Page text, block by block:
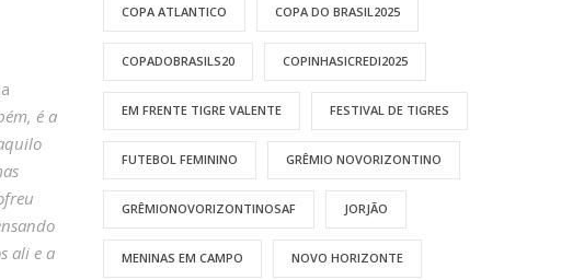
é a
ali e a
COPA ATLANTICO COPA DO BRASIL2025
COPADOBRASILS20 COPINHASICREDI2025
EM FRENTE TIGRE VALENTE FESTIVAL DE TIGRES
FUTEBOL FEMININO GRÊMIO NOVORIZONTINO
GRÊMIONOVORIZONTINOSAF JORJÃO
MENINAS EM CAMPO NOVO HORIZONTE